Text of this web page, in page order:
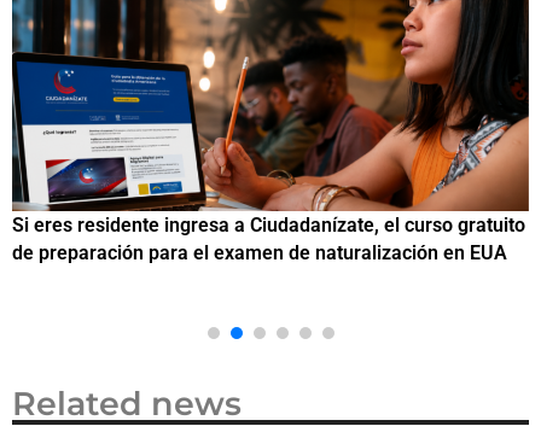
Si eres residente ingresa a Ciudadanízate, el curso gratuito
de preparación para el examen de naturalización en EUA
Related news